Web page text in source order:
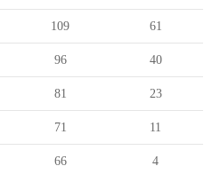
109 61
96 40
81 23
71 11
66 4